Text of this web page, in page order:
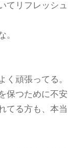
てリフレッシュ
。
く頑張ってる。
保つために不安
てる方も、本当